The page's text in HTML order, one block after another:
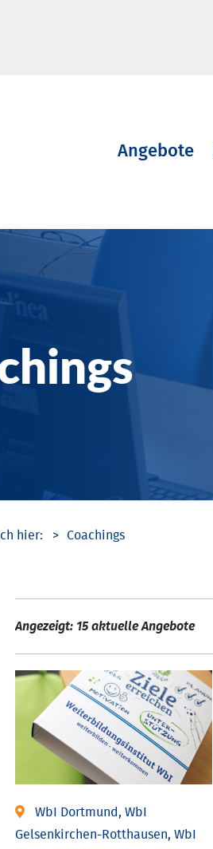
Navigation
Angebote
Coachings
Angezeigt: 15 aktuelle Angebote
WbI Dortmund, WbI
Gelsenkirchen-Rotthausen, WbI